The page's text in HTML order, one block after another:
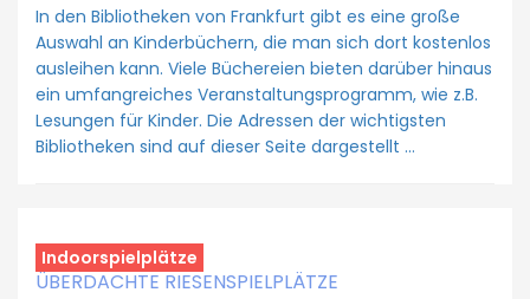
In den Bibliotheken von Frankfurt gibt es eine große
Auswahl an Kinderbüchern, die man sich dort kostenlos
ausleihen kann. Viele Büchereien bieten darüber hinaus
ein umfangreiches Veranstaltungsprogramm, wie z.B.
Lesungen für Kinder. Die Adressen der wichtigsten
Bibliotheken sind auf dieser Seite dargestellt …
Indoorspielplätze
ÜBERDACHTE RIESENSPIELPLÄTZE